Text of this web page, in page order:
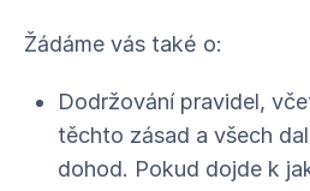
Žádáme vás také o:
Dodržování pravidel,
těchto zásad a všech
dohod. Pokud dojde k